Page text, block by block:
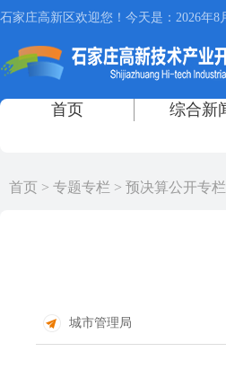
首页 > 专题专栏 > 预决算公开专栏
城市管理局